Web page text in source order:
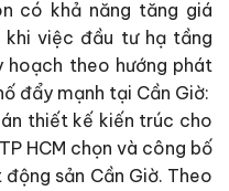
có khả năng tăng giá
việc đầu tư hạ tầng
theo hướng phát
đẩy mạnh tại Cần Giờ:
thiết kế kiến trúc cho
HCM chọn và công bố
động sản Cần Giờ. Theo